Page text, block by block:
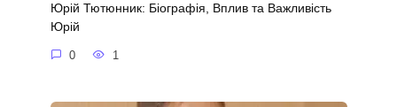
Юрій Тютюнник: Біографія, Вплив та Важливість
Юрій
0 1